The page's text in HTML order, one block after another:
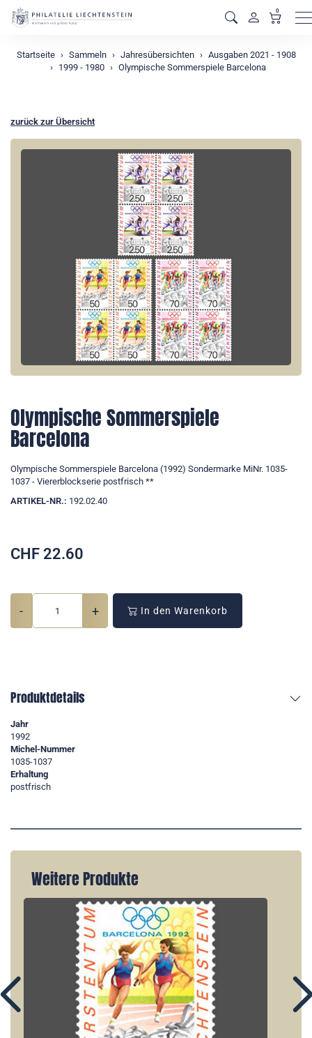
0
Startseite Sammeln Jahresübersichten
Ausgaben 2021 - 1908
1999 - 1980
Olympische Sommerspiele Barcelona
zurück zur Übersicht
Olympische Sommerspiele
Barcelona
Olympische Sommerspiele Barcelona (1992) Sondermarke MiNr. 1035-
1037 - Viererblockserie postfrisch **
ARTIKEL-NR.: 192.02.40
CHF 22.60
- + In den Warenkorb
Produktdetails
Jahr
1992
Michel-Nummer
1035-1037
Erhaltung
postfrisch
Weitere Produkte